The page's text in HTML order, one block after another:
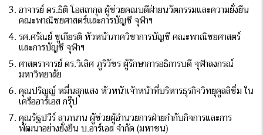
อาจารย์ ดร.ธิติ โอสถากุล ผู้ช่วยคณบดีฝ่ายนวัตกรรมและความยั่งยืน
คณะพาณิชยศาสตร์และการบัญชี จุฬาฯ
รศ.ศรัณย์ ชูเกียรติ หัวหน้าภาควิชาการบัญชี คณะพาณิชยศาสตร์
และการบัญชี จุฬาฯ
ศาสตราจารย์ ดร.วิเลิศ ภูริวัชร ผู้รักษาการอธิการบดี จุฬาลงกรณ์
มหาวิทยาลัย
คุณปริญญ์ หมื่นสุกแสง หัวหน้าเจ้าหน้าที่บริหารธุรกิจวิทยุคูลลิซึ่ม ใน
เครืออาร์เอส กรุ๊ป
คุณรัฐปวีร์ ลาภนาน ผู้ช่วยผู้อำนวยการฝ่ายกำกับกิจการและการ
พัฒนาอย่างยั่งยืน บ.อาร์เอส จำกัด (มหาชน)